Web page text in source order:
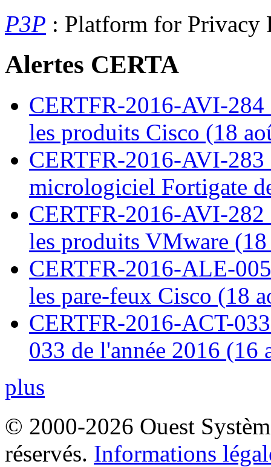
P3P : Platform for Privacy
Alertes CERTA
CERTFR-2016-AVI-
les produits Cisco (18
CERTFR-2016-AVI-
micrologiciel Fortigate
CERTFR-2016-AVI-
les produits VMware
CERTFR-2016-ALE-
les pare-feux Cisco (18
CERTFR-2016-ACT-
033 de l'année 2016 (16
plus
© 2000-2026 Ouest
réservés. Informations